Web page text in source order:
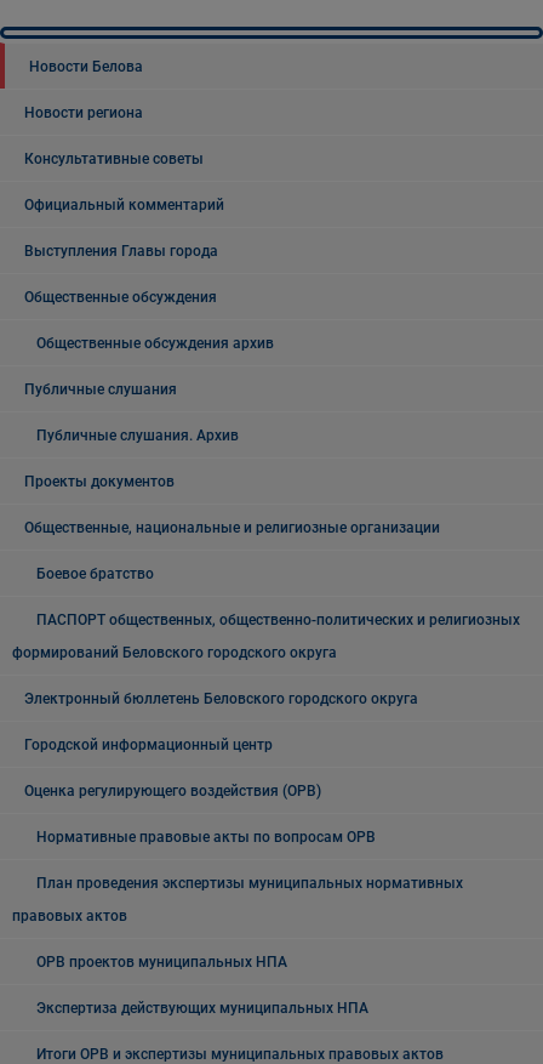
Новости Белова
Новости региона
Консультативные советы
Официальный комментарий
Выступления Главы города
Общественные обсуждения
Общественные обсуждения архив
Публичные слушания
Публичные слушания. Архив
Проекты документов
Общественные, национальные и религиозные организации
Боевое братство
ПАСПОРТ общественных, общественно-политических и религиозных
формирований Беловского городского округа
Электронный бюллетень Беловского городского округа
Городской информационный центр
Оценка регулирующего воздействия (ОРВ)
Нормативные правовые акты по вопросам ОРВ
План проведения экспертизы муниципальных нормативных
правовых актов
ОРВ проектов муниципальных НПА
Экспертиза действующих муниципальных НПА
Итоги ОРВ и экспертизы муниципальных правовых актов